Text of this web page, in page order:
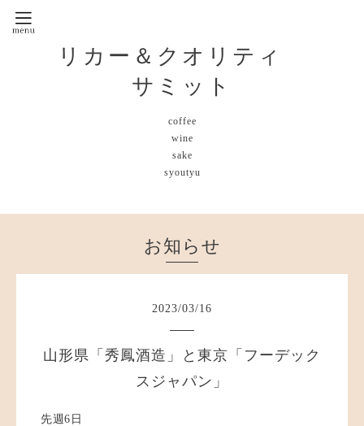
リカー＆クオリティ
サミット
coffee
wine
sake
syoutyu
お知らせ
2023/03/16
山形県「秀鳳酒造」と東京「フーデック
スジャパン」
先週6日